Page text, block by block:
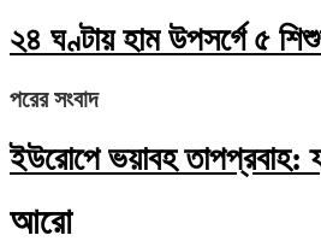
২৪ ঘণ্টায় হাম উপসর্গে ৫
পরের সংবাদ
ইউরোপে ভয়াবহ তাপপ্রবাহ:
আরো